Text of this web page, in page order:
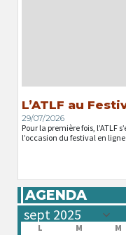
L’ATLF au
29/07/2026
Pour la première fois, l’ATLF
l’occasion du festival en
AGENDA
L M M